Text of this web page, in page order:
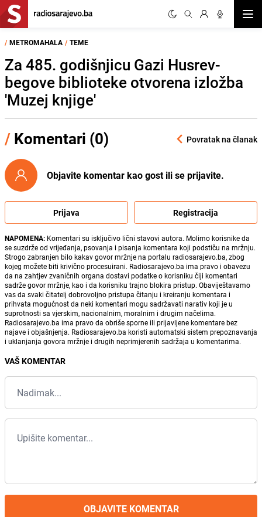
/ METROMAHALA / TEME
Za 485. godišnjicu Gazi Husrev-
begove biblioteke otvorena izložba
'Muzej knjige'
/ Komentari (0) Povratak na članak
Objavite komentar kao gost ili se prijavite.
Prijava Registracija
NAPOMENA: Komentari su isključivo lični stavovi autora. Molimo korisnike da
se suzdrže od vrijeđanja, psovanja i pisanja komentara koji podstiču na mržnju.
Strogo zabranjen bilo kakav govor mržnje na portalu radiosarajevo.ba, zbog
kojeg možete biti krivično procesuirani. Radiosarajevo.ba ima pravo i obavezu
da na zahtjev zvaničnih organa dostavi podatke o korisniku čiji komentari
sadrže govor mržnje, kao i da korisniku trajno blokira pristup. Obaviještavamo
vas da svaki čitatelj dobrovoljno pristupa čitanju i kreiranju komentara i
prihvata mogućnost da neki komentari mogu sadržavati narativ koji je u
suprotnosti sa vjerskim, nacionalnim, moralnim i drugim načelima.
Radiosarajevo.ba ima pravo da obriše sporne ili prijavljene komentare bez
najave i objašnjenja. Radiosarajevo.ba koristi automatski sistem prepoznavanja
i uklanjanja govora mržnje i drugih neprimjerenih sadržaja u komentarima.
VAŠ KOMENTAR
OBJAVITE KOMENTAR